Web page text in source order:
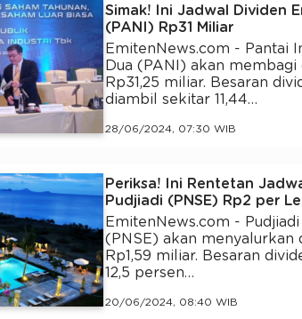
Simak! Ini Jadwal Dividen
(PANI) Rp31 Miliar
EmitenNews.com - Pantai
Dua (PANI) akan membagi
Rp31,25 miliar. Besaran
diambil sekitar 11,44…
28/06/2024, 07:30 WIB
Periksa! Ini Rentetan
Pudjiadi (PNSE) Rp2 per
EmitenNews.com - Pudjiadi
(PNSE) akan menyalurkan
Rp1,59 miliar. Besaran
12,5 persen…
20/06/2024, 08:40 WIB